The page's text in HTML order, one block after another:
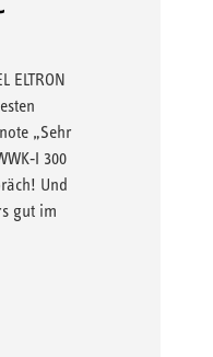
ELTRON
„Sehr
300
Und
gut im